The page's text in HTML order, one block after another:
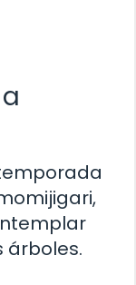
árboles.